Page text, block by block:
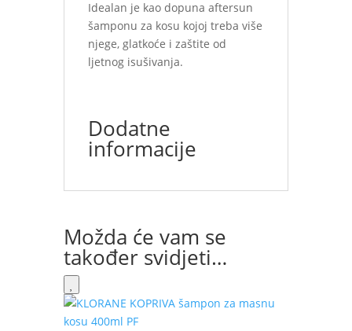
Idealan je kao dopuna aftersun
šamponu za kosu kojoj treba više
njege, glatkoće i zaštite od
ljetnog isušivanja.
Dodatne
informacije
Možda će vam se
također svidjeti…